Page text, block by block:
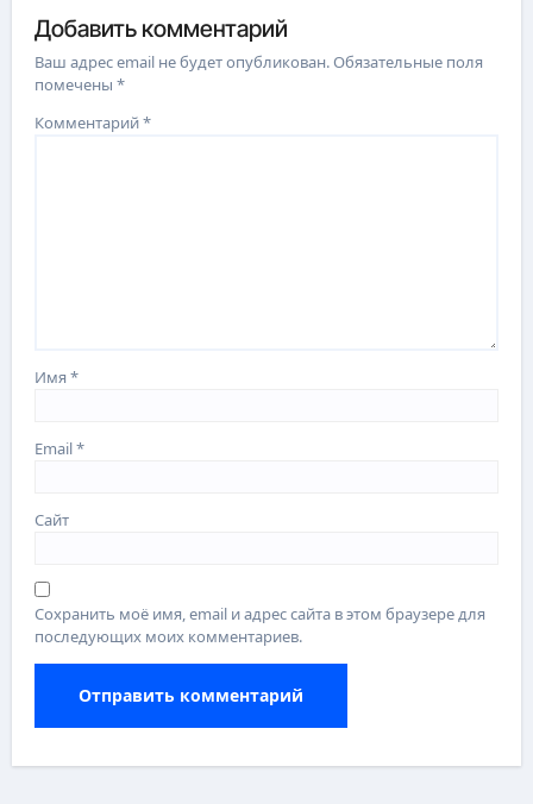
Добавить комментарий
Ваш адрес email не будет опубликован.Обязательные поля
помечены*
Комментарий*
Имя*
Email*
Сайт
Сохранить моё имя, email и адрес сайта в этом браузере для
последующих моих комментариев.